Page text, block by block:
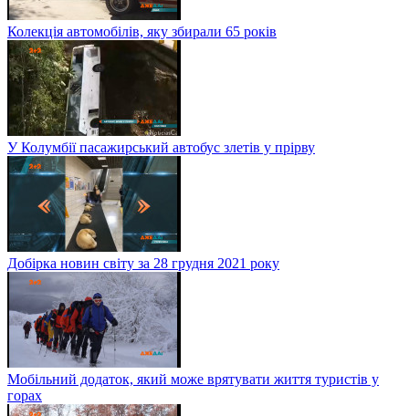
Колекція автомобілів, яку збирали 65 років
У Колумбії пасажирський автобус злетів у прірву
Добірка новин світу за 28 грудня 2021 року
Мобільний додаток, який може врятувати життя туристів у
горах